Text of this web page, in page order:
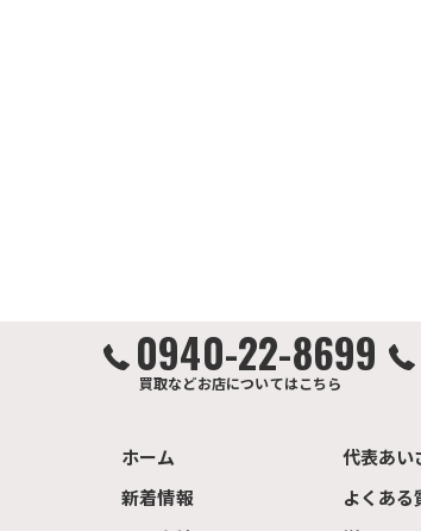
0940-22-8699
買取などお店についてはこちら
ホーム
新着情報
代表あい
よくある